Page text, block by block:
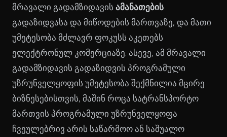
მრავალი გადამზიდავის ამანათების
გადაზიდვასა და მიწოდების მართვაზე, და მათი
უმეტესობა მძლავრ ფოკუსს აკეთებს
ელექტრონულ კომერციაზე. ასევე, ამ მრავალი
გადამზიდავის გადაზიდვის პროგრამული
უზრუნველყოფის უმეტესობა შექმნილია მცირე
ბიზნესებისთვის, მაშინ როცა სატრანსპორტო
მართვის პროგრამული უზრუნველყოფა
ჩვეულებრივ არის საწარმოო ან საშუალო